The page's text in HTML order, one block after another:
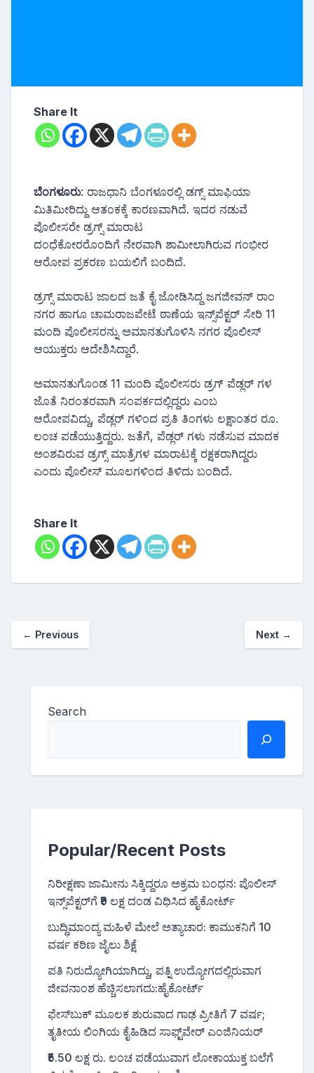
Share It
ಬೆಂಗಳೂರು: ರಾಜಧಾನಿ ಬೆಂಗಳೂರಲ್ಲಿ ಡಗ್ಸ್ ಮಾಫಿಯಾ
ಮಿತಿಮೀರಿದ್ದು ಆತಂಕಕ್ಕೆ ಕಾರಣವಾಗಿದೆ. ಇದರ ನಡುವೆ
ಪೊಲೀಸರೇ ಡ್ರಗ್ಸ್ ಮಾರಾಟ
ದಂಧೆಕೋರರೊಂದಿಗೆ ನೇರವಾಗಿ ಶಾಮೀಲಾಗಿರುವ ಗಂಭೀರ
ಆರೋಪ ಪ್ರಕರಣ ಬಯಲಿಗೆ ಬಂದಿದೆ.
ಡ್ರಗ್ಸ್ ಮಾರಾಟ ಜಾಲದ ಜತೆ ಕೈ ಜೋಡಿಸಿದ್ದ ಜಗಜೀವನ್‌ ರಾಂ
ನಗರ ಹಾಗೂ ಚಾಮರಾಜಪೇಟೆ ಠಾಣೆಯ ಇನ್ಸ್‌ಪೆಕ್ಟರ್ ಸೇರಿ 11
ಮಂದಿ ಪೊಲೀಸರನ್ನು ಅಮಾನತುಗೊಳಿಸಿ ನಗರ ಪೊಲೀಸ್
ಆಯುಕ್ತರು ಆದೇಶಿಸಿದ್ದಾರೆ.
ಅಮಾನತುಗೊಂಡ 11 ಮಂದಿ ಪೊಲೀಸರು ಡ್ರಗ್ ಪೆಡ್ಲರ್ ಗಳ
ಜೊತೆ ನಿರಂತರವಾಗಿ ಸಂಪರ್ಕದಲ್ಲಿದ್ದರು ಎಂಬ
ಆರೋಪವಿದ್ದು, ಪೆಡ್ಲರ್ ಗಳಿಂದ ಪ್ರತಿ ತಿಂಗಳು ಲಕ್ಷಾಂತರ ರೂ.
ಲಂಚ ಪಡೆಯುತ್ತಿದ್ದರು. ಜತೆಗೆ, ಪೆಡ್ಲರ್ ಗಳು ನಡೆಸುವ ಮಾದಕ
ಅಂಶವಿರುವ ಡ್ರಗ್ಸ್ ಮಾತ್ರೆಗಳ ಮಾರಾಟಕ್ಕೆ ರಕ್ಷಕರಾಗಿದ್ದರು
ಎಂದು ಪೊಲೀಸ್ ಮೂಲಗಳಿಂದ ತಿಳಿದು ಬಂದಿದೆ.
Share It
← Previous Next →
Search
Popular/Recent Posts
ನಿರೀಕ್ಷಣಾ ಜಾಮೀನು ಸಿಕ್ಕಿದ್ದರೂ ಅಕ್ರಮ ಬಂಧನ: ಪೊಲೀಸ್
ಇನ್ಸ್‌ಪೆಕ್ಟರ್‌ಗೆ ₹9 ಲಕ್ಷ ದಂಡ ವಿಧಿಸಿದ ಹೈಕೋರ್ಟ್
ಬುದ್ಧಿಮಾಂದ್ಯ ಮಹಿಳೆ ಮೇಲೆ ಅತ್ಯಾಚಾರ: ಕಾಮುಕನಿಗೆ 10
ವರ್ಷ ಕಠಿಣ ಜೈಲು ಶಿಕ್ಷೆ
ಪತಿ ನಿರುದ್ಯೋಗಿಯಾಗಿದ್ದು, ಪತ್ನಿ ಉದ್ಯೋಗದಲ್ಲಿರುವಾಗ
ಜೀವನಾಂಶ ಹೆಚ್ಚಿಸಲಾಗದು:ಹೈಕೋರ್ಟ್
ಫೇಸ್‌ಬುಕ್‌ ಮೂಲಕ ಶುರುವಾದ ಗಾಢ ಪ್ರೀತಿಗೆ 7 ವರ್ಷ;
ತೃತೀಯ ಲಿಂಗಿಯ ಕೈಹಿಡಿದ ಸಾಫ್ಟ್‌ವೇರ್ ಎಂಜಿನಿಯರ್
₹5.50 ಲಕ್ಷ ರು. ಲಂಚ ಪಡೆಯುವಾಗ ಲೋಕಾಯುಕ್ತ ಬಲೆಗೆ